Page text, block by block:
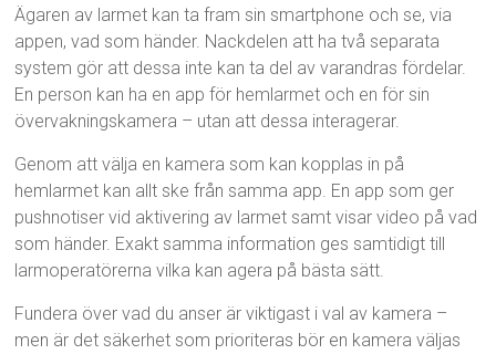
Ägaren av larmet kan ta fram sin smartphone och se, via
appen, vad som händer. Nackdelen att ha två separata
system gör att dessa inte kan ta del av varandras fördelar.
En person kan ha en app för hemlarmet och en för sin
övervakningskamera – utan att dessa interagerar.
Genom att välja en kamera som kan kopplas in på
hemlarmet kan allt ske från samma app. En app som ger
pushnotiser vid aktivering av larmet samt visar video på vad
som händer. Exakt samma information ges samtidigt till
larmoperatörerna vilka kan agera på bästa sätt.
Fundera över vad du anser är viktigast i val av kamera –
men är det säkerhet som prioriteras bör en kamera väljas